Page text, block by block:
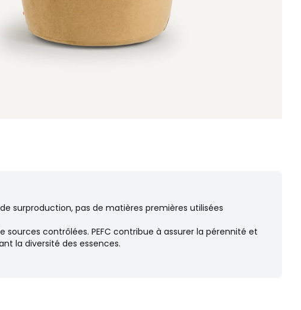
surproduction, pas de matières premières utilisées
contrôlées. PEFC contribue à assurer la pérennité et
la diversité des essences.